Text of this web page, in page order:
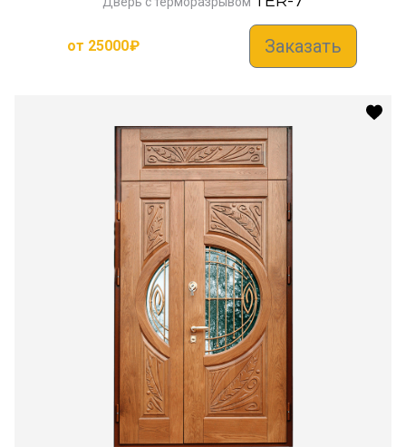
от 25000₽ Заказать